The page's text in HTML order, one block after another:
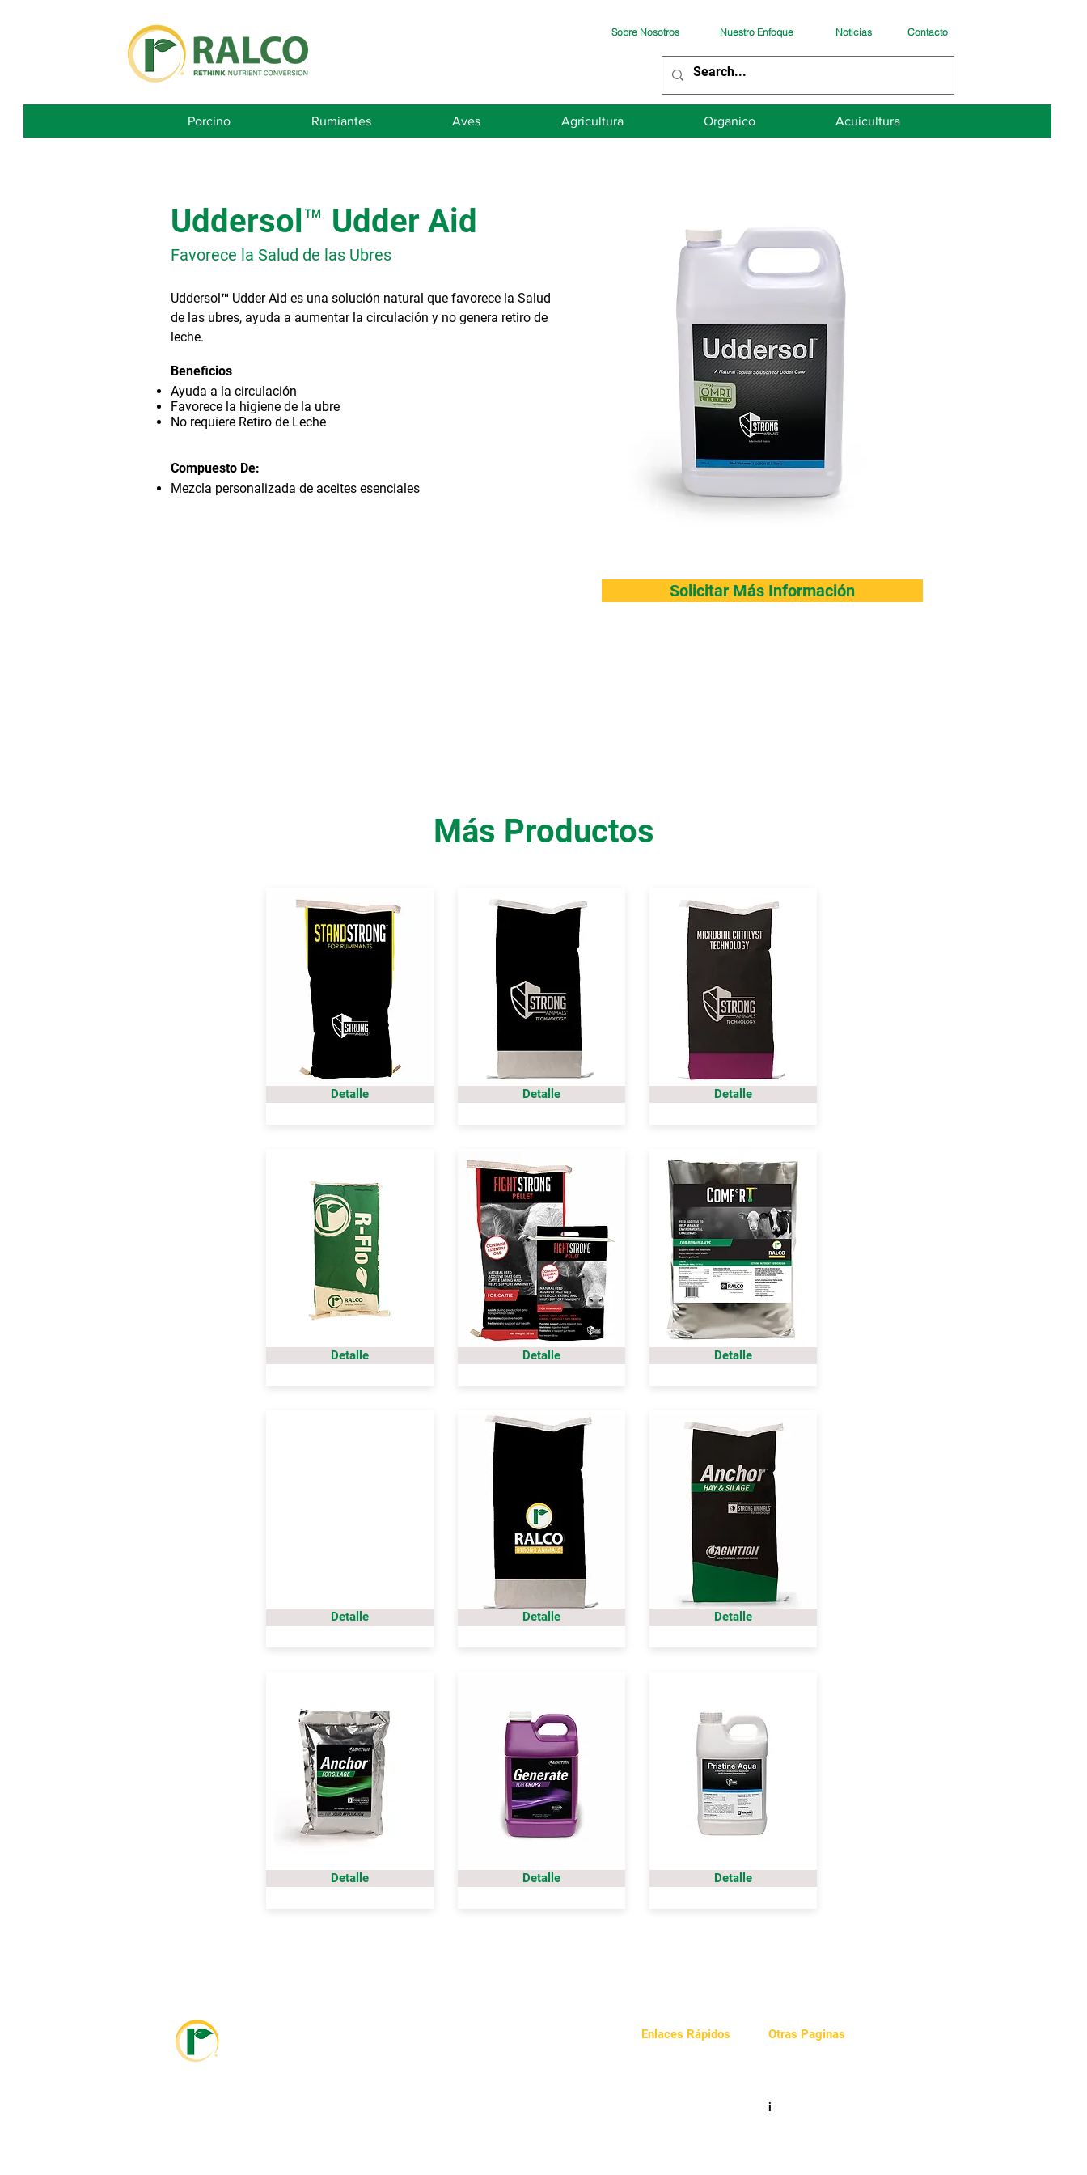
Sobre Nosotros Nuestro Enfoque Noticias Contacto
Porcino Rumiantes Aves Agricultura Organico Acuicultura
Uddersol™ Udder Aid
Favorece la Salud de las Ubres
Uddersol™ Udder Aid es una solución natural que favorece la Salud
de las ubres, ayuda a aumentar la circulación y no genera retiro de
leche.
Beneficios
Ayuda a la circulación
Favorece la higiene de la ubre
No requiere Retiro de Leche
Compuesto De:
Mezcla personalizada de aceites esenciales
Solicitar Más Información
Más Productos
Detalle
Detalle
Detalle
Detalle
Detalle
Detalle
Detalle
Detalle
Detalle
Detalle
Detalle
Detalle
Enlaces Rápidos Otras Paginas
i